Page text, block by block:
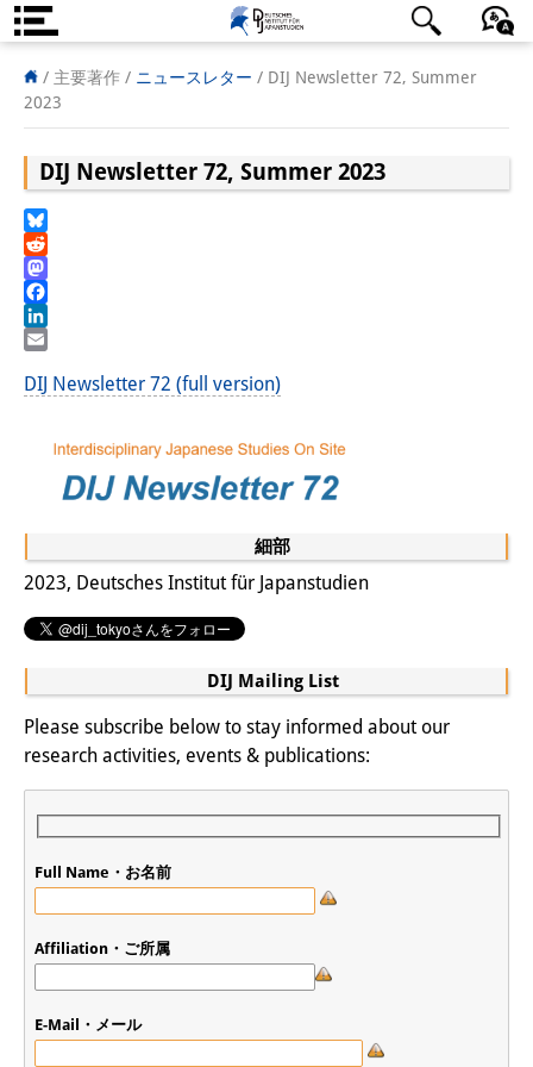
DIJ案内
研究所の概要
チーム
ーション
客員研究員
研修生
研究活動
研究活動の概要
研究クラスター
日本におけるサステナビリティ
研究クラスター
デジタル・トランスフォーメー
ション
研究クラスター
トランスリージョナル・ジャパ
ン
日本語 English Deutsch
/ 主要著作 / ニュースレター / DIJ Newsletter 72, Summer
2023
細部
2023, Deutsches Institut für Japanstudien
DIJ Mailing List
Please subscribe below to stay informed about our
research activities, events & publications:
Full Name・お名前
Affiliation・ご所属
E-Mail・メール
DIJ Newsletter 72, Summer 2023
Bluesky
Reddit
Mastodon
Facebook
LinkedIn
DIJ Newsletter 72 (full version)